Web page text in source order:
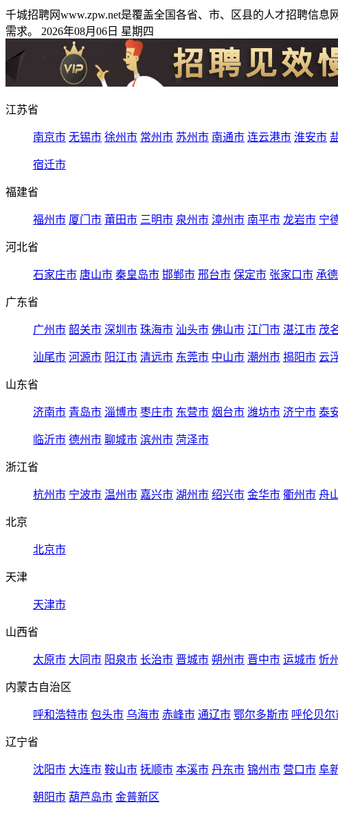
千城招聘网www.zpw.net是覆盖全国各省、市、区县的人才招聘信
需求。 2026年08月06日 星期四
江苏省
南京市 无锡市 徐州市 常州市 苏州市 南通市 连云港市 淮安市
宿迁市
福建省
福州市 厦门市 莆田市 三明市 泉州市 漳州市 南平市 龙岩市 宁
河北省
石家庄市 唐山市 秦皇岛市 邯郸市 邢台市 保定市 张家口市 承
广东省
广州市 韶关市 深圳市 珠海市 汕头市 佛山市 江门市 湛江市 茂
汕尾市 河源市 阳江市 清远市 东莞市 中山市 潮州市 揭阳市 云
山东省
济南市 青岛市 淄博市 枣庄市 东营市 烟台市 潍坊市 济宁市 泰
临沂市 德州市 聊城市 滨州市 菏泽市
浙江省
杭州市 宁波市 温州市 嘉兴市 湖州市 绍兴市 金华市 衢州市 舟
北京
北京市
天津
天津市
山西省
太原市 大同市 阳泉市 长治市 晋城市 朔州市 晋中市 运城市 忻
内蒙古自治区
呼和浩特市 包头市 乌海市 赤峰市 通辽市 鄂尔多斯市 呼伦贝尔
辽宁省
沈阳市 大连市 鞍山市 抚顺市 本溪市 丹东市 锦州市 营口市 阜
朝阳市 葫芦岛市 金普新区